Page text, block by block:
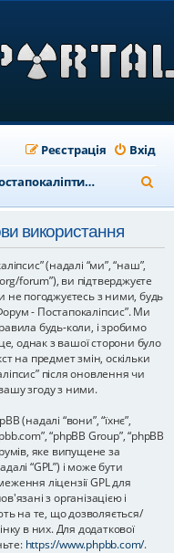
Вхід
Реєстрація
Постапокаліптичний форум
о
використання
(надалі “ми”, “наш”,
forum”), ви підтверджуєте
погоджуєтесь з ними, будь
- Постапокаліпсис”. Ми
будь-коли, і зробимо
однак з вашої сторони було
на предмет змін, оскільки
після оновлення чи
згоду з ними.
(надалі “вони”, “їхнє”,
“phpBB Group”, “phpBB
яке випущене за
“GPL”) і може бути
ліцензії GPL для
з організацією і
на те, що дозволяється/
в них. Для додаткової
https://www.phpbb.com/.